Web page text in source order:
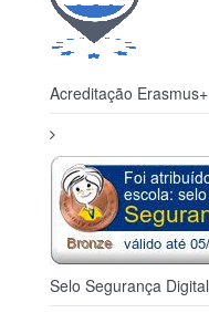
Acreditação Erasmus+
Selo Segurança Digital